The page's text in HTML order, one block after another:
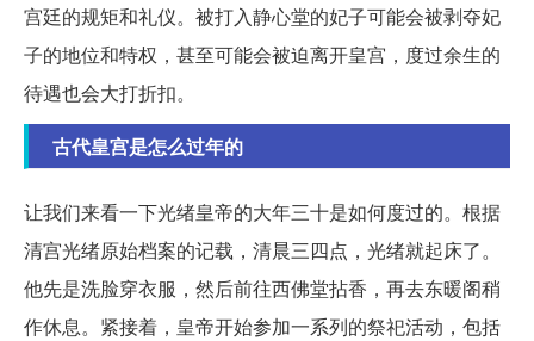
宫廷的规矩和礼仪。被打入静心堂的妃子可能会被剥夺妃
子的地位和特权，甚至可能会被迫离开皇宫，度过余生的
待遇也会大打折扣。
古代皇宫是怎么过年的
让我们来看一下光绪皇帝的大年三十是如何度过的。根据
清宫光绪原始档案的记载，清晨三四点，光绪就起床了。
他先是洗脸穿衣服，然后前往西佛堂拈香，再去东暖阁稍
作休息。紧接着，皇帝开始参加一系列的祭祀活动，包括